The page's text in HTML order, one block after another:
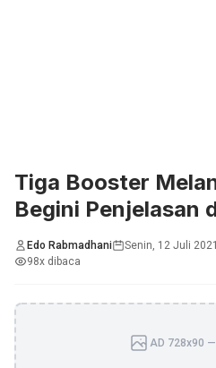
Tiga Booster
Begini Penjelasan
Edo Rabmadhani Senin, 12 Juli
98x dibaca
AD 728x90